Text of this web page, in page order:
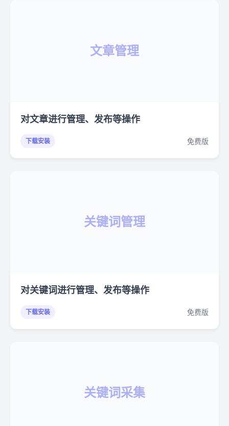
文章管理
对文章进行管理、发布等操作
下载安装 免费版
关键词管理
对关键词进行管理、发布等操作
下载安装 免费版
关键词采集